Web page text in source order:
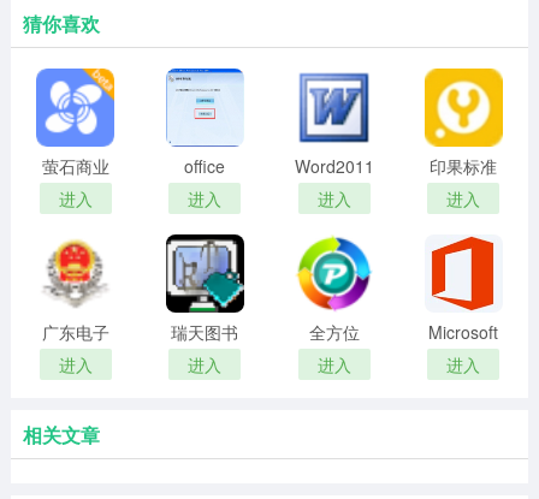
猜你喜欢
萤石商业
智居
进入
office
2007
进入
Word2011
进入
印果标准
版
进入
广东电子
税务局办
税助手
进入
瑞天图书
管理系统
官方版
进入
全方位
PDF转换
器
进入
Microsoft
Office
2021(办公
进入
相关文章